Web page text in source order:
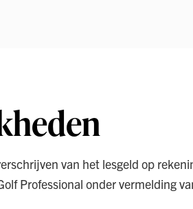
van het lesgeld op
Professional onder vermelding